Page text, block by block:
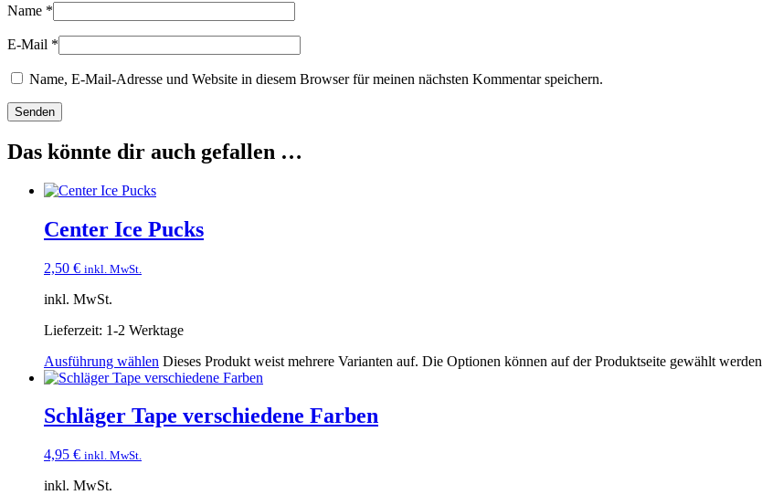
Name *
E-Mail *
Name, E-Mail-Adresse und Website in diesem Browser für meinen nächsten Kommentar speichern.
Das könnte dir auch gefallen …
Center Ice Pucks
2,50 € inkl. MwSt.
inkl. MwSt.
Lieferzeit: 1-2 Werktage
Ausführung wählen Dieses Produkt weist mehrere Varianten auf. Die Optionen können auf der Produktseite gewählt werden
Schläger Tape verschiedene Farben
4,95 € inkl. MwSt.
inkl. MwSt.